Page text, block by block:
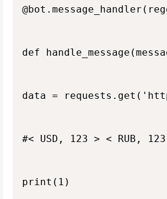
def
data =
#< USD, 123 > < RUB,
print(1)